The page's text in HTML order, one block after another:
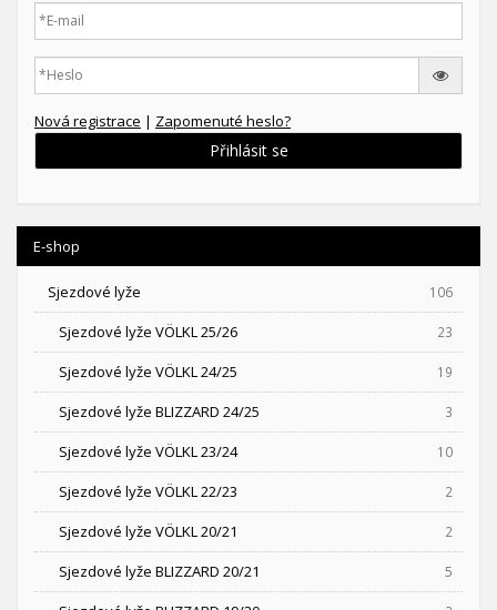
Nová registrace | Zapomenuté heslo?
Přihlásit se
E-shop
Sjezdové lyže 106
Sjezdové lyže VÖLKL 25/26 23
Sjezdové lyže VÖLKL 24/25 19
Sjezdové lyže BLIZZARD 24/25 3
Sjezdové lyže VÖLKL 23/24 10
Sjezdové lyže VÖLKL 22/23 2
Sjezdové lyže VÖLKL 20/21 2
Sjezdové lyže BLIZZARD 20/21 5